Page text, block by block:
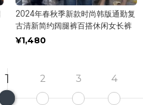
2024年春秋季新款时尚韩版通勤复
古清新简约阔腿裤百搭休闲女长裤
¥1,480
1 2 3 4